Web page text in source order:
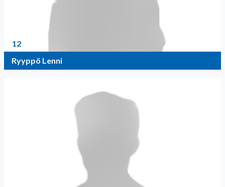
12
Ryyppö Lenni